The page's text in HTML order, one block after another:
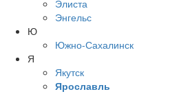
Элиста
Энгельс
Ю
Южно-Сахалинск
Я
Якутск
Ярославль